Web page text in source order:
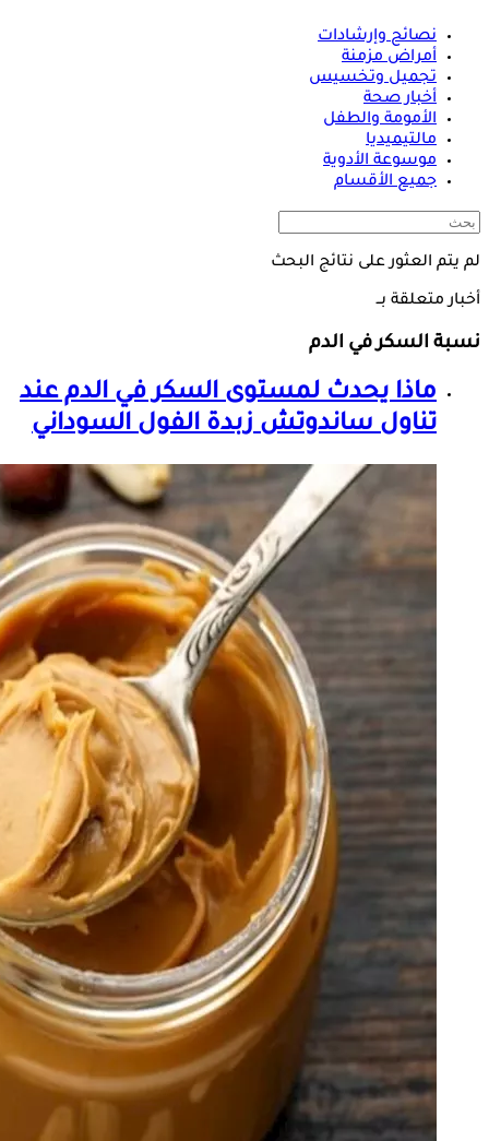
نصائح وإرشادات
أمراض مزمنة
تجميل وتخسيس
أخبار صحة
الأمومة والطفل
مالتيميديا
موسوعة الأدوية
جميع الأقسام
لم يتم العثور على نتائج البحث
أخبار متعلقة بــ
نسبة السكر في الدم
ماذا يحدث لمستوى السكر في الدم عند
تناول ساندوتش زبدة الفول السوداني